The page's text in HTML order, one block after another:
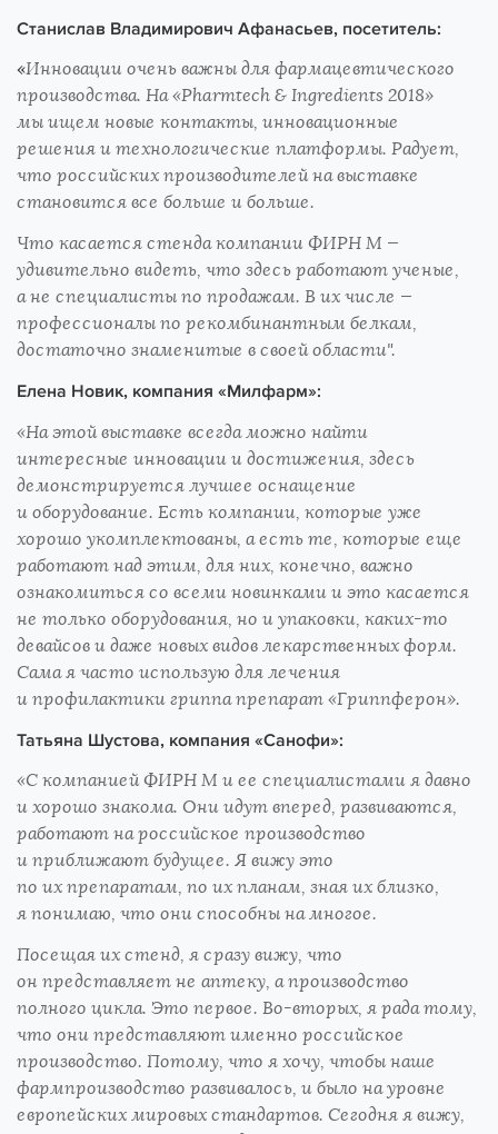
Станислав Владимирович Афанасьев, посетитель:
«Инновации очень важны для фармацевтического
производства. На «Pharmtech & Ingredients 2018»
мы ищем новые контакты, инновационные
решения и технологические платформы. Радует,
что российских производителей на выставке
становится все больше и больше.
Что касается стенда компании ФИРН М —
удивительно видеть, что здесь работают ученые,
а не специалисты по продажам. В их числе —
профессионалы по рекомбинантным белкам,
достаточно знаменитые в своей области".
Елена Новик, компания «Милфарм»:
«На этой выставке всегда можно найти
интересные инновации и достижения, здесь
демонстрируется лучшее оснащение
и оборудование. Есть компании, которые уже
хорошо укомплектованы, а есть те, которые еще
работают над этим, для них, конечно, важно
ознакомиться со всеми новинками и это касается
не только оборудования, но и упаковки, каких-то
девайсов и даже новых видов лекарственных форм.
Сама я часто использую для лечения
и профилактики гриппа препарат «Гриппферон».
Татьяна Шустова, компания «Санофи»:
«С компанией ФИРН М и ее специалистами я давно
и хорошо знакома. Они идут вперед, развиваются,
работают на российское производство
и приближают будущее. Я вижу это
по их препаратам, по их планам, зная их близко,
я понимаю, что они способны на многое.
Посещая их стенд, я сразу вижу, что
он представляет не аптеку, а производство
полного цикла. Это первое. Во-вторых, я рада тому,
что они представляют именно российское
производство. Потому, что я хочу, чтобы наше
фармпроизводство развивалось, и было на уровне
европейских мировых стандартов. Сегодня я вижу,